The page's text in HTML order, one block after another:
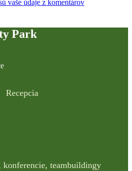
vaše údaje z komentárov
Park
Recepcia
konferencie, teambuildingy